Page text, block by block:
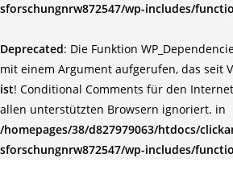
sforschungnrw872547/wp-includes/
Deprecated: Die Funktion
mit einem Argument aufgerufen, das seit
ist! Conditional Comments für den
allen unterstützten Browsern ignoriert. in
/homepages/38/d827979063/htdocs/
sforschungnrw872547/wp-includes/